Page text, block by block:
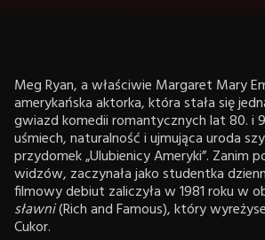
Meg Ryan, a właściwie Margaret Mary
amerykańska aktorka, która stała się
gwiazd komedii romantycznych lat 80. i
uśmiech, naturalność i ujmująca uroda
przydomek „Ulubienicy Ameryki”. Zanim
widzów, zaczynała jako studentka
filmowy debiut zaliczyła w 1981 roku w
sławni(Rich and Famous), który
Cukor.